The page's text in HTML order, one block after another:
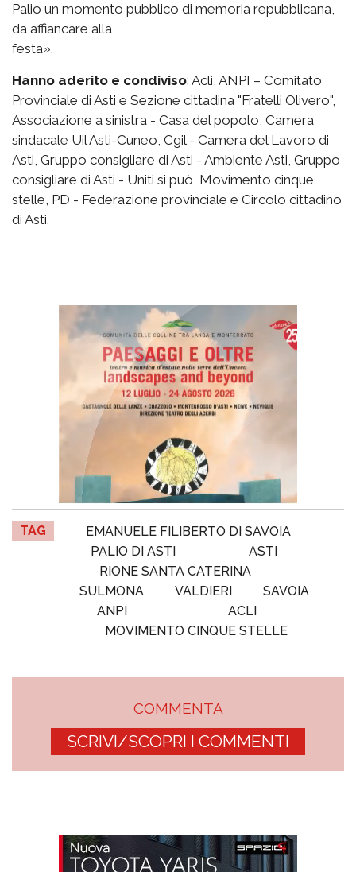
Palio un momento pubblico di memoria repubblicana,
da affiancare alla
festa».
Hanno aderito e condiviso: Acli, ANPI – Comitato
Provinciale di Asti e Sezione cittadina "Fratelli Olivero",
Associazione a sinistra - Casa del popolo, Camera
sindacale Uil Asti-Cuneo, Cgil - Camera del Lavoro di
Asti, Gruppo consigliare di Asti - Ambiente Asti, Gruppo
consigliare di Asti - Uniti si può, Movimento cinque
stelle, PD - Federazione provinciale e Circolo cittadino
di Asti.
TAG
EMANUELE FILIBERTO DI SAVOIA
PALIO DI ASTI
ASTI
RIONE SANTA CATERINA
SULMONA
VALDIERI
SAVOIA
ANPI
ACLI
MOVIMENTO CINQUE STELLE
COMMENTA
SCRIVI/SCOPRI I COMMENTI